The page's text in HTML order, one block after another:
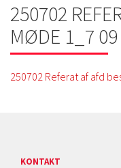
250702
MØDE 1_7 09
250702 Referat af afd
KONTAKT